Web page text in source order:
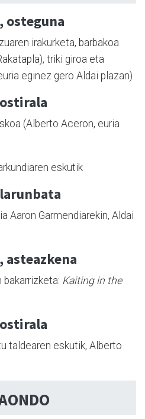
osteguna
irakurketa, barbakoa
triki giroa eta
eginez gero Aldai plazan)
(Alberto Aceron, euria
eskutik
Aaron Garmendiarekin, Aldai
asteazkena
Kaiting in the
taldearen eskutik, Alberto